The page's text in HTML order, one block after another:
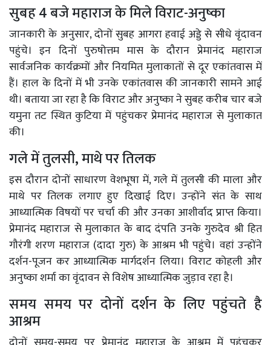
सुबह 4 बजे महाराज के मिले विराट-अनुष्का
जानकारी के अनुसार, दोनों सुबह आगरा हवाई अड्डे से सीधे वृंदावन
पहुंचे। इन दिनों पुरुषोत्तम मास के दौरान प्रेमानंद महाराज
सार्वजनिक कार्यक्रमों और नियमित मुलाकातों से दूर एकांतवास में
हैं। हाल के दिनों में भी उनके एकांतवास की जानकारी सामने आई
थी। बताया जा रहा है कि विराट और अनुष्का ने सुबह करीब चार बजे
यमुना तट स्थित कुटिया में पहुंचकर प्रेमानंद महाराज से मुलाकात
की।
गले में तुलसी, माथे पर तिलक
इस दौरान दोनों साधारण वेशभूषा में, गले में तुलसी की माला और
माथे पर तिलक लगाए हुए दिखाई दिए। उन्होंने संत के साथ
आध्यात्मिक विषयों पर चर्चा की और उनका आशीर्वाद प्राप्त किया।
प्रेमानंद महाराज से मुलाकात के बाद दंपति उनके गुरुदेव श्री हित
गौरंगी शरण महाराज (दादा गुरु) के आश्रम भी पहुंचे। वहां उन्होंने
दर्शन-पूजन कर आध्यात्मिक मार्गदर्शन लिया। विराट कोहली और
अनुष्का शर्मा का वृंदावन से विशेष आध्यात्मिक जुड़ाव रहा है।
समय समय पर दोनों दर्शन के लिए पहुंचते है
आश्रम